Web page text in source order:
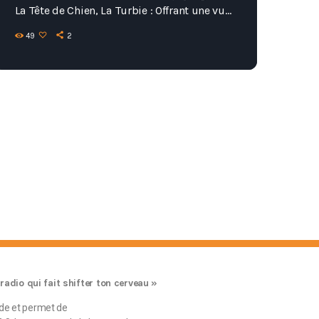
La Tête de Chien, La Turbie : Offrant une vue
plongeante sur Monaco, ce site est
49 2
radio qui fait shifter ton cerveau »
et permet de